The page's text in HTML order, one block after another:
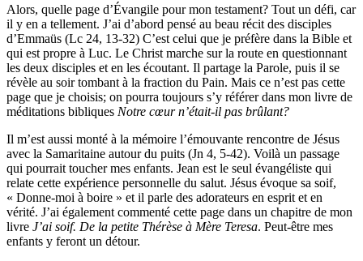
Alors, quelle page d’Évangile pour mon testament? Tout un défi, car
il y en a tellement. J’ai d’abord pensé au beau récit des disciples
d’Emmaüs (Lc 24, 13-32) C’est celui que je préfère dans la Bible et
qui est propre à Luc. Le Christ marche sur la route en questionnant
les deux disciples et en les écoutant. Il partage la Parole, puis il se
révèle au soir tombant à la fraction du Pain. Mais ce n’est pas cette
page que je choisis; on pourra toujours s’y référer dans mon livre de
méditations bibliques Notre cœur n’était-il pas brûlant?
Il m’est aussi monté à la mémoire l’émouvante rencontre de Jésus
avec la Samaritaine autour du puits (Jn 4, 5-42). Voilà un passage
qui pourrait toucher mes enfants. Jean est le seul évangéliste qui
relate cette expérience personnelle du salut. Jésus évoque sa soif,
« Donne-moi à boire » et il parle des adorateurs en esprit et en
vérité. J’ai également commenté cette page dans un chapitre de mon
livre J’ai soif. De la petite Thérèse à Mère Teresa. Peut-être mes
enfants y feront un détour.